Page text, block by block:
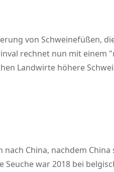
von Schweinefüßen,
rechnet nun mit einem
Landwirte höhere
China, nachdem
Seuche war 2018 bei